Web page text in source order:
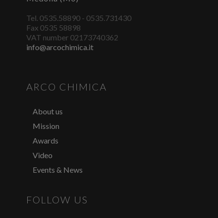
Tel. 0535.58890 - 0535.731430
Fax 0535 58898
VAT number 02173740362
info@arcochimica.it
ARCO CHIMICA
About us
Mission
Awards
Video
Events & News
FOLLOW US